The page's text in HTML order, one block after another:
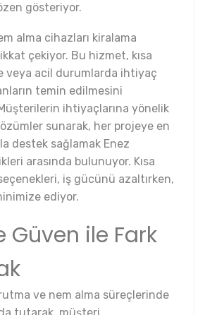
gösteriyor.
alma cihazları kiralama
çekiyor. Bu hizmet, kısa
veya acil durumlarda ihtiyaç
temin edilmesini
ihtiyaçlarına yönelik
sunarak, her projeye en
destek sağlamak Enez
arasında bulunuyor. Kısa
iş gücünü azaltırken,
ediyor.
Güven ile Fark
ve nem alma süreçlerinde